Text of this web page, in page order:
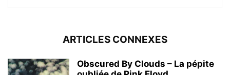
ARTICLES CONNEXES
Obscured By Clouds – La pépite